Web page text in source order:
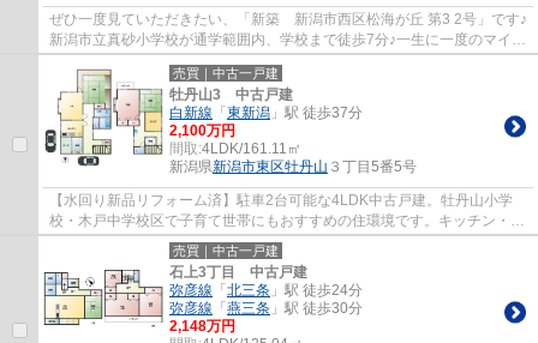
ぜひ一度見ていただきたい、「新築 新潟市西区松海が丘 第3 2号」です♪
新潟市立真砂小学校が通学範囲内、学校まで徒歩7分♪一生に一度のマイホ
ーム探しは、ぜひ新築戸建てで♪越後線...
売買｜中古一戸建
牡丹山3 中古戸建
白新線 「 東新潟 」駅 徒歩37分
2,100万円
間取:4LDK/161.11㎡
新潟県新潟市東区牡丹山 ３丁目5番5号
【水回り新品リフォーム済】駐車2台可能な4LDK中古戸建。牡丹山小学
校・木戸中学校区で子育て世帯にもおすすめの住環境です。キッチン・浴
室など水回りを新しく交換しており、気持ちよ...
売買｜中古一戸建
石上3丁目 中古戸建
弥彦線 「 北三条 」駅 徒歩24分
弥彦線 「 燕三条 」駅 徒歩30分
2,148万円